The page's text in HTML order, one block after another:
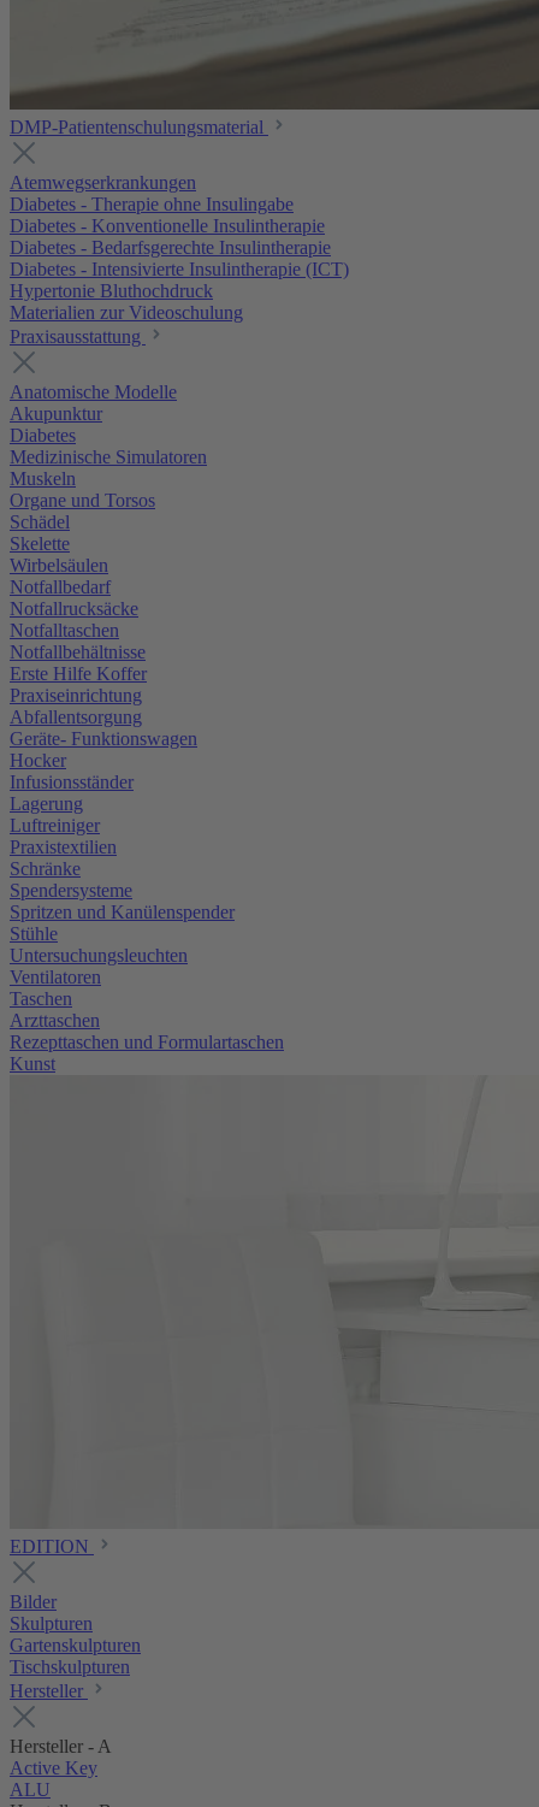
DMP-Patientenschulungsmaterial
Atemwegserkrankungen
Diabetes - Therapie ohne Insulingabe
Diabetes - Konventionelle Insulintherapie
Diabetes - Bedarfsgerechte Insulintherapie
Diabetes - Intensivierte Insulintherapie (ICT)
Hypertonie Bluthochdruck
Materialien zur Videoschulung
Praxisausstattung
Anatomische Modelle
Akupunktur
Diabetes
Medizinische Simulatoren
Muskeln
Organe und Torsos
Schädel
Skelette
Wirbelsäulen
Notfallbedarf
Notfallrucksäcke
Notfalltaschen
Notfallbehältnisse
Erste Hilfe Koffer
Praxiseinrichtung
Abfallentsorgung
Geräte- Funktionswagen
Hocker
Infusionsständer
Lagerung
Luftreiniger
Praxistextilien
Schränke
Spendersysteme
Spritzen und Kanülenspender
Stühle
Untersuchungsleuchten
Ventilatoren
Taschen
Arzttaschen
Rezepttaschen und Formulartaschen
Kunst
EDITION
Bilder
Skulpturen
Gartenskulpturen
Tischskulpturen
Hersteller
Hersteller - A
Active Key
ALU